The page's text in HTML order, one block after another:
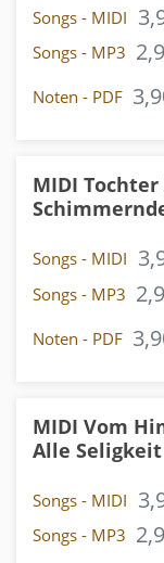
Songs - MIDI
Songs - MP3
Noten - PDF
MIDI Tochter
Songs - MIDI
Songs - MP3
Noten - PDF
MIDI Vom
Alle Seligkeit
Songs - MIDI
Songs - MP3